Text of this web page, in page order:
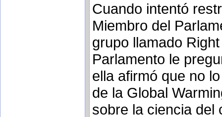
Cuando intentó
Miembro del
grupo llamado
Parlamento le
ella afirmó que no
de la Global
sobre la ciencia del